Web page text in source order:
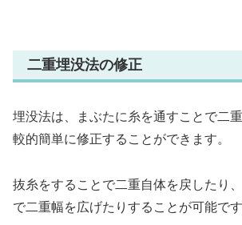
二重埋没法の修正
埋没法は、まぶたに糸を通すことで二
較的簡単に修正することができます。
抜糸をすることで二重自体を戻したり
で二重幅を広げたりすることが可能です